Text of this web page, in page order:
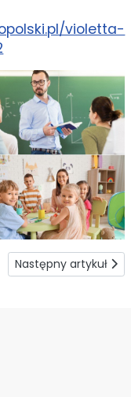
violetta-
na bezpłatne
Następny artykuł: O
Następny artykuł